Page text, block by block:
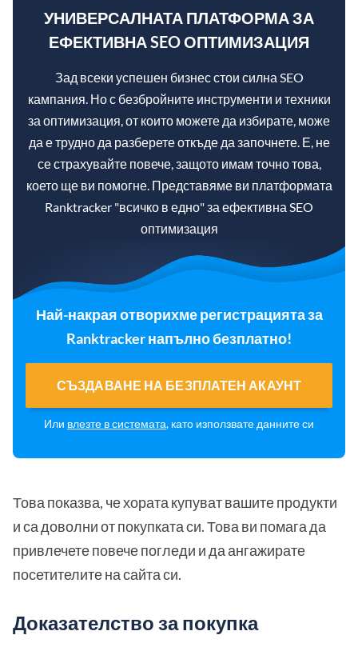
УНИВЕРСАЛНАТА ПЛАТФОРМА ЗА
ЕФЕКТИВНА SEO ОПТИМИЗАЦИЯ
Зад всеки успешен бизнес стои силна SEO
кампания. Но с безбройните инструменти и техники
за оптимизация, от които можете да избирате, може
да е трудно да разберете откъде да започнете. Е, не
се страхувайте повече, защото имам точно това,
което ще ви помогне. Представяме ви платформата
Ranktracker "всичко в едно" за ефективна SEO
оптимизация
Най-накрая отворихме регистрацията за
Ranktracker напълно безплатно!
СЪЗДАВАНЕ НА БЕЗПЛАТЕН АКАУНТ
Или влезте в системата, като използвате данните си
Това показва, че хората купуват вашите продукти
и са доволни от покупката си. Това ви помага да
привлечете повече погледи и да ангажирате
посетителите на сайта си.
Доказателство за покупка